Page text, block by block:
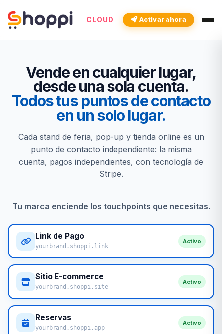
CLOUD Activar ahora
Vende en cualquier lugar,
desde una sola cuenta.
Todos tus puntos de contacto
en un solo lugar.
Cada stand de feria, pop-up y tienda online es un
punto de contacto independiente: la misma
cuenta, pagos independientes, con tecnología de
Stripe.
Tu marca enciende los touchpoints que necesitas.
Link de Pago
yourbrand.shoppi.link
Activo
Sitio E-commerce
yourbrand.shoppi.site
Activo
Reservas
yourbrand.shoppi.app
Activo